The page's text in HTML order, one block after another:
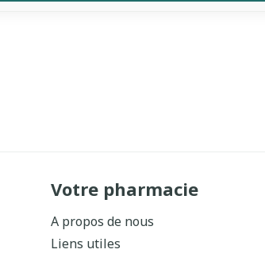
Votre pharmacie
A propos de nous
Liens utiles